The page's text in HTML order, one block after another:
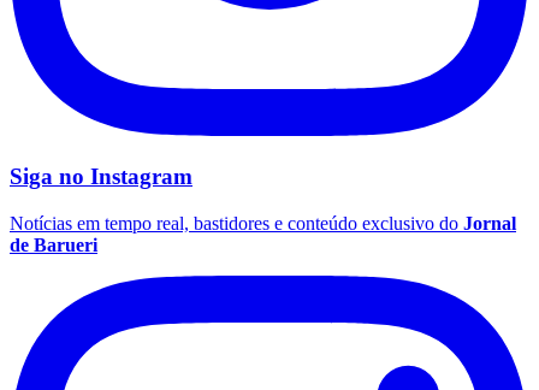
Siga no Instagram
Notícias em tempo real, bastidores e conteúdo exclusivo do Jornal
de Barueri